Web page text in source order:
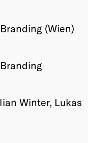
(Wien)
Winter, Lukas